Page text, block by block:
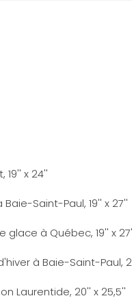
x 24''
Saint-Paul, 19'' x 27''
à Québec, 19'' x
à Baie-Saint-Paul,
Laurentide, 20'' x 25,5''